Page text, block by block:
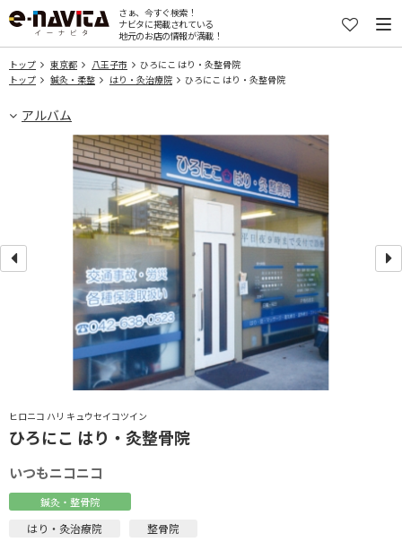
さぁ、今すぐ検索！
ナビタに掲載されている
地元のお店の情報が満載！
トップ 東京都 八王子市
ひろにこ はり・灸整骨院
トップ
鍼灸・柔整 はり・灸治療院 ひろにこ はり・灸整骨院
アルバム
ヒロニコ ハリ キュウセイコツイン
ひろにこ はり・灸整骨院
いつもニコニコ
鍼灸・整骨院
はり・灸治療院 整骨院